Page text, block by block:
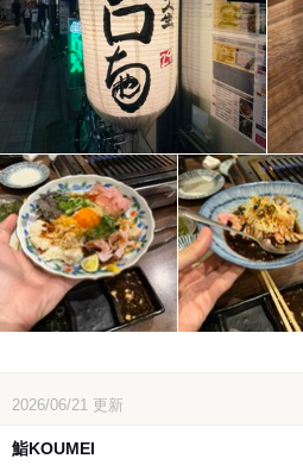
2026/06/21 更新
鮨KOUMEI